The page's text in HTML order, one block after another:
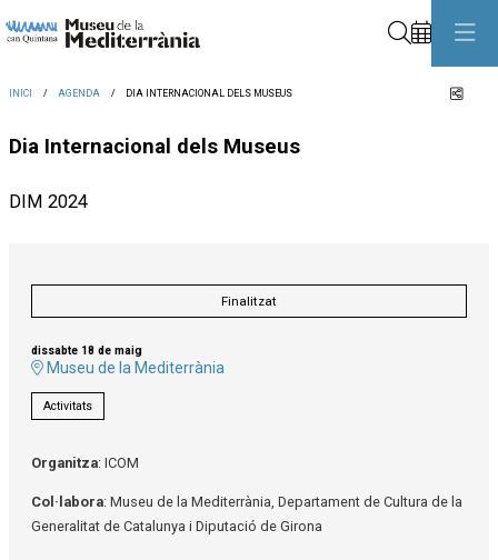
INICI AGENDA DIA INTERNACIONAL DELS MUSEUS
Dia Internacional dels Museus
DIM 2024
Finalitzat
dissabte 18 de maig
Museu de la Mediterrània
Activitats
Organitza: ICOM
Col·labora: Museu de la Mediterrània, Departament de Cultura de la
Generalitat de Catalunya i Diputació de Girona